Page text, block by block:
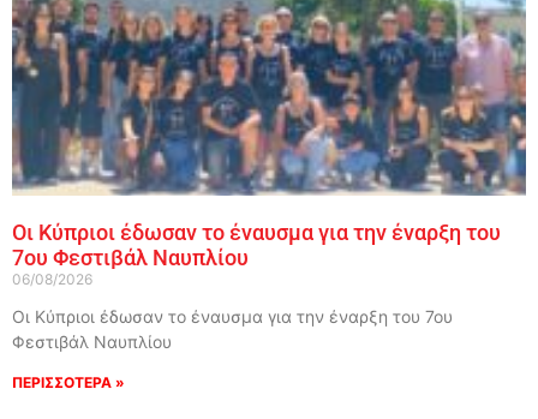
Οι Κύπριοι έδωσαν το έναυσμα για την έναρξη του
7ου Φεστιβάλ Ναυπλίου
06/08/2026
Οι Κύπριοι έδωσαν το έναυσμα για την έναρξη του 7ου
Φεστιβάλ Ναυπλίου
ΠΕΡΙΣΣΟΤΕΡΑ »